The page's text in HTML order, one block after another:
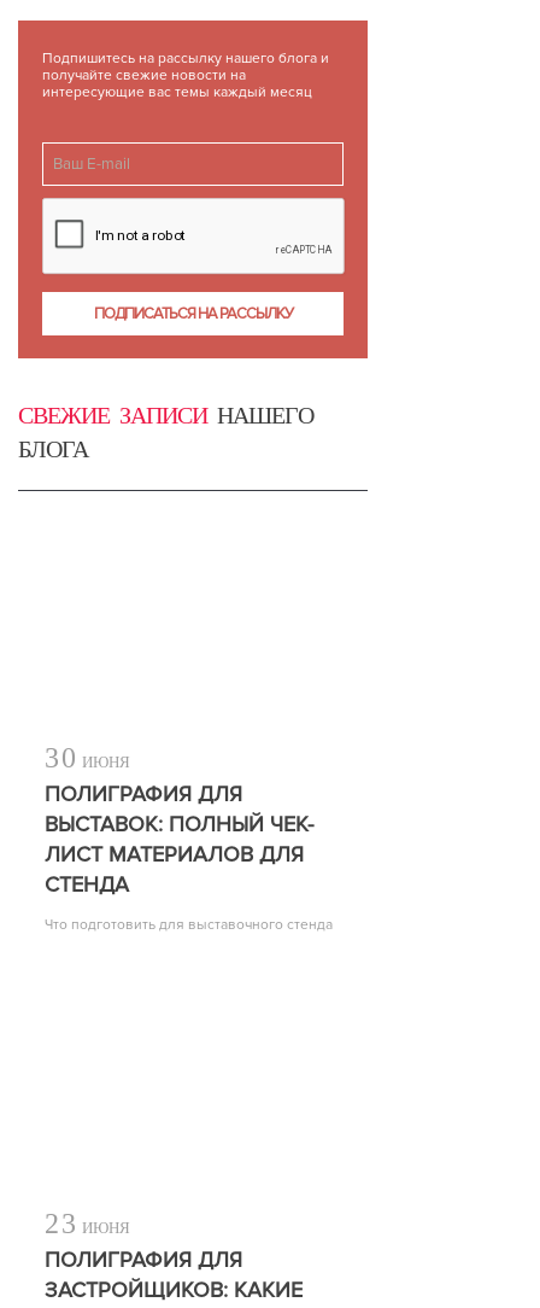
Подпишитесь на рассылку нашего блога и
получайте свежие новости на
интересующие вас темы каждый месяц
СВЕЖИЕ ЗАПИСИНАШЕГО
БЛОГА
30 ИЮНЯ
ПОЛИГРАФИЯ ДЛЯ
ВЫСТАВОК: ПОЛНЫЙ ЧЕК-
ЛИСТ МАТЕРИАЛОВ ДЛЯ
СТЕНДА
Что подготовить для выставочного стенда
23 ИЮНЯ
ПОЛИГРАФИЯ ДЛЯ
ЗАСТРОЙЩИКОВ: КАКИЕ